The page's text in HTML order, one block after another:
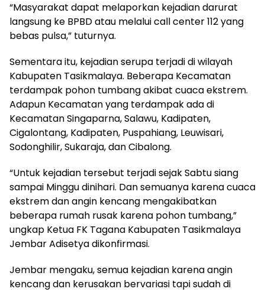
“Masyarakat dapat melaporkan kejadian darurat
langsung ke BPBD atau melalui call center 112 yang
bebas pulsa,” tuturnya.
Sementara itu, kejadian serupa terjadi di wilayah
Kabupaten Tasikmalaya. Beberapa Kecamatan
terdampak pohon tumbang akibat cuaca ekstrem.
Adapun Kecamatan yang terdampak ada di
Kecamatan Singaparna, Salawu, Kadipaten,
Cigalontang, Kadipaten, Puspahiang, Leuwisari,
Sodonghilir, Sukaraja, dan Cibalong.
“Untuk kejadian tersebut terjadi sejak Sabtu siang
sampai Minggu dinihari. Dan semuanya karena cuaca
ekstrem dan angin kencang mengakibatkan
beberapa rumah rusak karena pohon tumbang,”
ungkap Ketua FK Tagana Kabupaten Tasikmalaya
Jembar Adisetya dikonfirmasi.
Jembar mengaku, semua kejadian karena angin
kencang dan kerusakan bervariasi tapi sudah di